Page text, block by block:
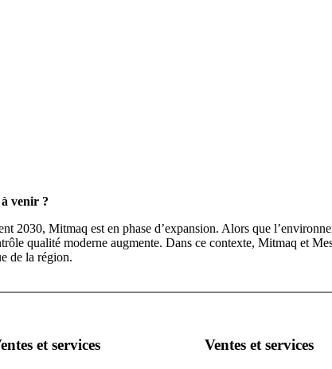
venir ?
2030, Mitmaq est en phase d’expansion. Alors que
qualité moderne augmente. Dans ce contexte, Mitmaq et
de la région.
et services Ventes et services